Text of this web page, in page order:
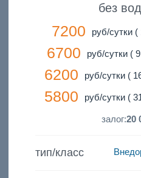
без
7200 руб/сутки
6700 руб/сутки (
6200 руб/сутки (
5800 руб/сутки (
залог:20
тип/класс